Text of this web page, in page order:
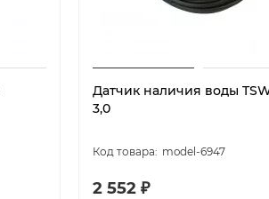
Датчик наличия воды
3,0
model-6947
2 552 ₽